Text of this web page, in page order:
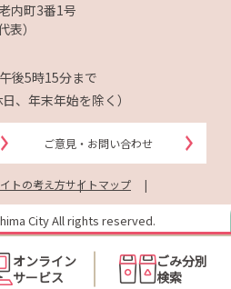
オンライン
サービス
ごみ分別
検索
内町3番1号
表）
後5時15分まで
、年末年始を除く）
ご意見・お問い合わせ
トの考え方サイトマップ
City All rights reserved.